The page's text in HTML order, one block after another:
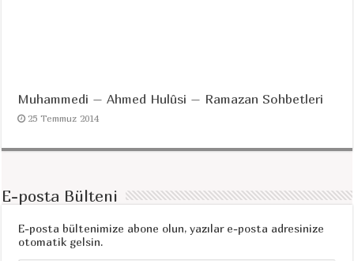
Muhammedi – Ahmed Hulûsi – Ramazan Sohbetleri
25 Temmuz 2014
E-posta Bülteni
E-posta bültenimize abone olun, yazılar e-posta adresinize
otomatik gelsin.